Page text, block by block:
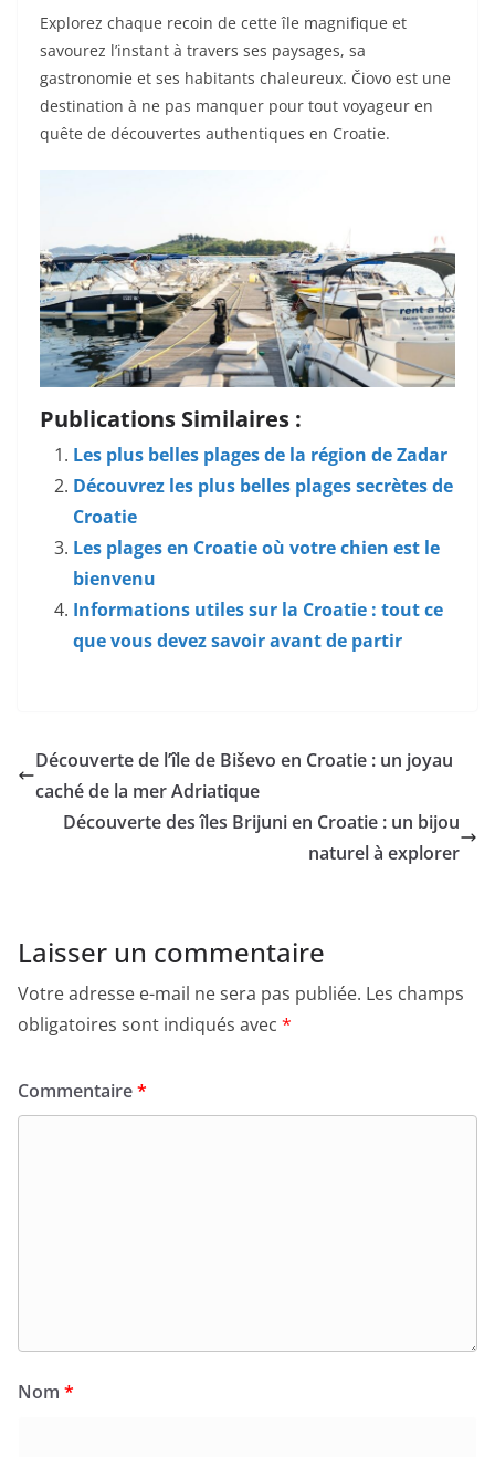
Explorez chaque recoin de cette île magnifique et
savourez l’instant à travers ses paysages, sa
gastronomie et ses habitants chaleureux. Čiovo est une
destination à ne pas manquer pour tout voyageur en
quête de découvertes authentiques en Croatie.
Publications Similaires :
Les plus belles plages de la région de Zadar
Découvrez les plus belles plages secrètes de
Croatie
Les plages en Croatie où votre chien est le
bienvenu
Informations utiles sur la Croatie : tout ce
que vous devez savoir avant de partir
Découverte de l’île de Biševo en Croatie : un joyau
caché de la mer Adriatique
Découverte des îles Brijuni en Croatie : un bijou
naturel à explorer
Laisser un commentaire
Votre adresse e-mail ne sera pas publiée. Les champs
obligatoires sont indiqués avec *
Commentaire*
Nom *